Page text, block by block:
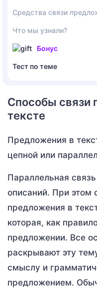
Средства связи
Что мы узнали?
Бонус
Тест по теме
Способы связи
тексте
Предложения в
цепной или
Параллельная
описаний. При этом
предложения в
которая, как
предложении. Все
раскрывают эту
смыслу и
предложением.